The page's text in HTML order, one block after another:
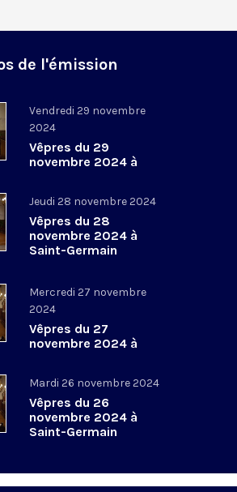
de l'émission
Vendredi 29 novembre
2024
Vêpres du 29
novembre 2024 à
Jeudi 28 novembre 2024
Vêpres du 28
novembre 2024 à
Saint-Germain
Mercredi 27 novembre
2024
Vêpres du 27
novembre 2024 à
Mardi 26 novembre 2024
Vêpres du 26
novembre 2024 à
Saint-Germain